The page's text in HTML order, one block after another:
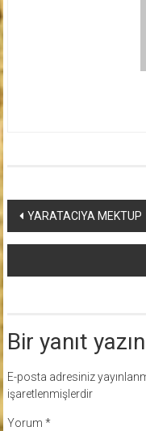
Yazı
dolaşımı
YARATACIYA MEKTUP
Bir yanıt yazın
E-posta adresiniz
işaretlenmişlerdir
Yorum *